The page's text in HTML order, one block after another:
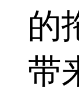
的
带